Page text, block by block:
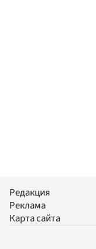
Редакция
Реклама
Карта сайта